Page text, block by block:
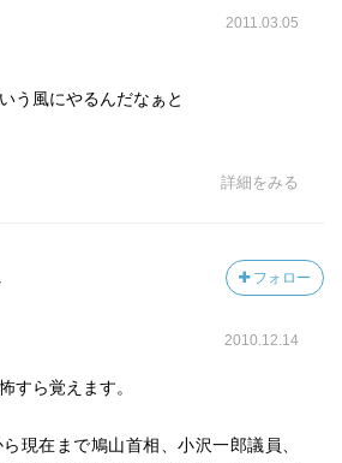
2011.03.05
う風にやるん​だなぁと
詳細をみる
フォロー
2010.12.14
すら覚えます。
現在まで鳩山首相、小沢一郎議員、